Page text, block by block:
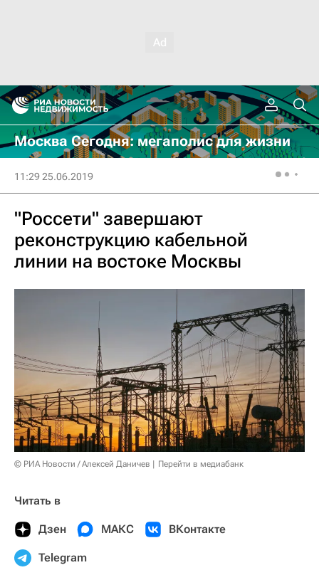
Москва Сегодня: мегаполис для жизни
11:29 25.06.2019
"Россети" завершают
реконструкцию кабельной
линии на востоке Москвы
© РИА Новости / Алексей Даничев Перейти в медиабанк
Читать в
Дзен МАКС ВКонтакте
Telegram